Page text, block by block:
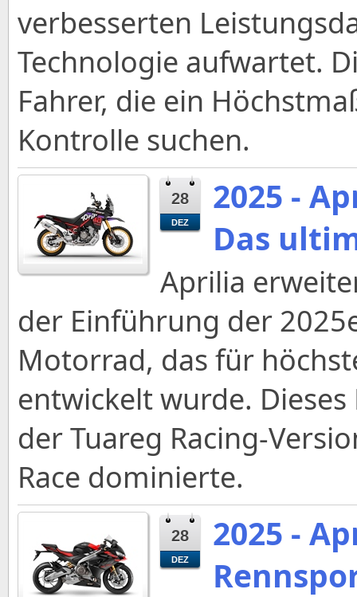
verbesserten
Technologie aufwartet.
Fahrer, die ein
Kontrolle suchen.
28
DEZ
2025 -
Das
Aprilia
der Einführung der
Motorrad, das für
entwickelt wurde.
der Tuareg Racing-
Race dominierte.
28
DEZ
2025 -